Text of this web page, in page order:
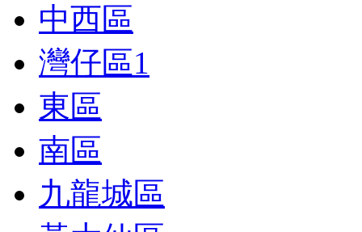
中西區
灣仔區1
東區
南區
九龍城區